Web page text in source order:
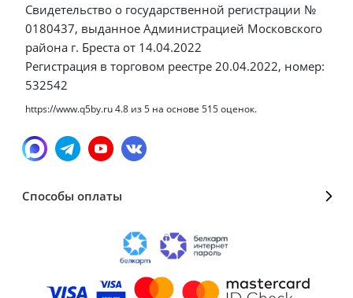
Свидетельство о государственной регистрации №
0180437, выданное Администрацией Московского
района г. Бреста от 14.04.2022
Регистрация в торговом реестре 20.04.2022, номер:
532542
https://www.q5by.ru4.8 из5 на основе 515оценок.
Способы оплаты